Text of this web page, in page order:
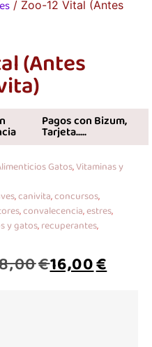
/ Zoo-12 Vital (Antes
(Antes
Pagos con Bizum,
Tarjeta.....
Gatos,Vitaminas y
,canivita,concursos,
,convalecencia,estres,
y gatos,recuperantes,
€16,00€